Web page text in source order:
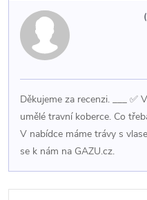
Děkujeme za recenzi. ___ ✅
umělé travní koberce. Co
V nabídce máme trávy s
se k nám na GAZU.cz.